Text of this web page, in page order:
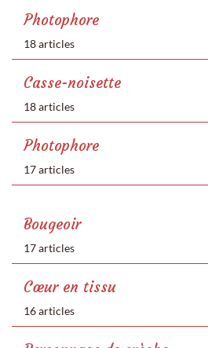
Photophore
18 articles
Casse-noisette
18 articles
Photophore
17 articles
Bougeoir
17 articles
Cœur en tissu
16 articles